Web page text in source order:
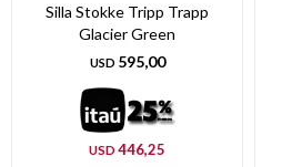
Silla Stokke Tripp Trapp
Glacier Green
USD 595,00
USD 446,25